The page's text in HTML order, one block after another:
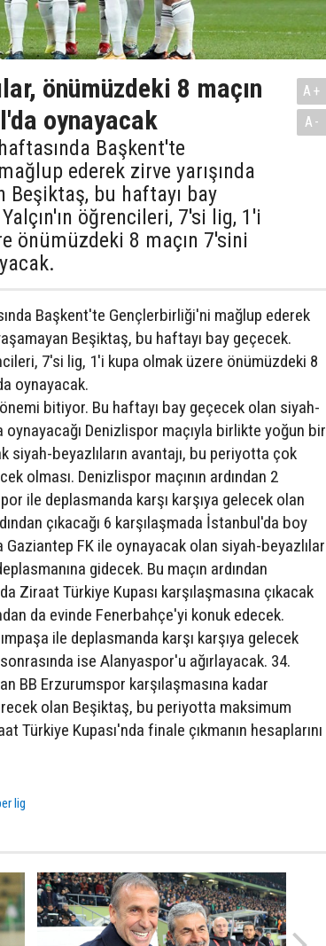
önümüzdeki 8 maçın
oynayacak
Başkent'te
ederek zirve yarışında
Beşiktaş, bu haftayı bay
öğrencileri, 7'si lig, 1'i
önümüzdeki 8 maçın 7'sini
A+
A-
Başkent'te Gençlerbirliği'ni mağlup ederek
Beşiktaş, bu haftayı bay geçecek.
7'si lig, 1'i kupa olmak üzere önümüzdeki 8
oynayacak.
bitiyor. Bu haftayı bay geçecek olan siyah-
oynayacağı Denizlispor maçıyla birlikte yoğun bir
siyah-beyazlıların avantajı, bu periyotta çok
olması. Denizlispor maçının ardından 2
ile deplasmanda karşı karşıya gelecek olan
çıkacağı 6 karşılaşmada İstanbul'da boy
FK ile oynayacak olan siyah-beyazlılar
gidecek. Bu maçın ardından
Ziraat Türkiye Kupası karşılaşmasına çıkacak
da evinde Fenerbahçe'yi konuk edecek.
ile deplasmanda karşı karşıya gelecek
ise Alanyaspor'u ağırlayacak. 34.
BB Erzurumspor karşılaşmasına kadar
olan Beşiktaş, bu periyotta maksimum
Türkiye Kupası'nda finale çıkmanın hesaplarını
lig